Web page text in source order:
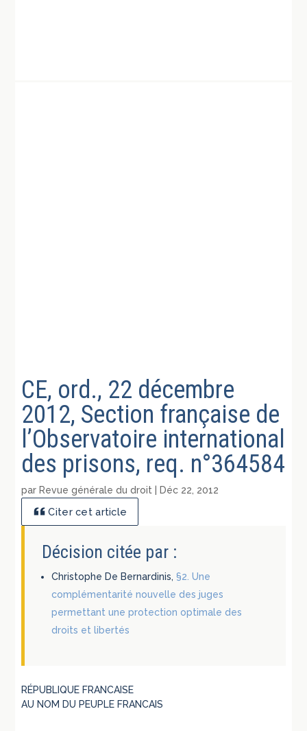
CE, ord., 22 décembre
2012, Section française de
l’Observatoire international
des prisons, req. n°364584
par Revue générale du droit Déc 22, 2012
Citer cet article
Décision citée par :
Christophe De Bernardinis,§2. Une
complémentarité nouvelle des juges
permettant une protection optimale des
droits et libertés
RÉPUBLIQUE FRANCAISE
AU NOM DU PEUPLE FRANCAIS